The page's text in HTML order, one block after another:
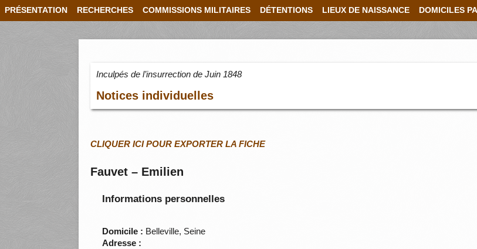
PRÉSENTATION RECHERCHES COMMISSIONS MILITAIRES DÉTENTIONS LIEUX DE NAISSANCE DOMICILES
Inculpés de l’insurrection de Juin 1848
Notices individuelles
CLIQUER ICI POUR EXPORTER LA FICHE
Fauvet – Emilien
Informations personnelles
Domicile : Belleville, Seine
Adresse :